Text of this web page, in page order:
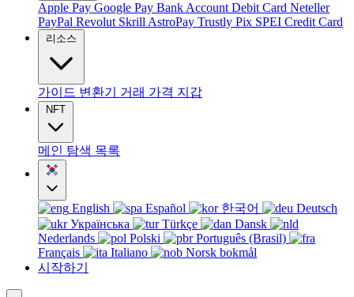
Apple Pay Google Pay Bank Account Debit Card Neteller
PayPal Revolut Skrill AstroPay Trustly Pix SPEI Credit Card
리소스
가이드 변환기 거래 가격 지갑
NFT
메인 탐색 목록
English Español 한국어
Deutsch
Українська
Türkçe
Dansk
Nederlands
Polski
Português (Brasil)
Français
Italiano
Norsk bokmål
시작하기